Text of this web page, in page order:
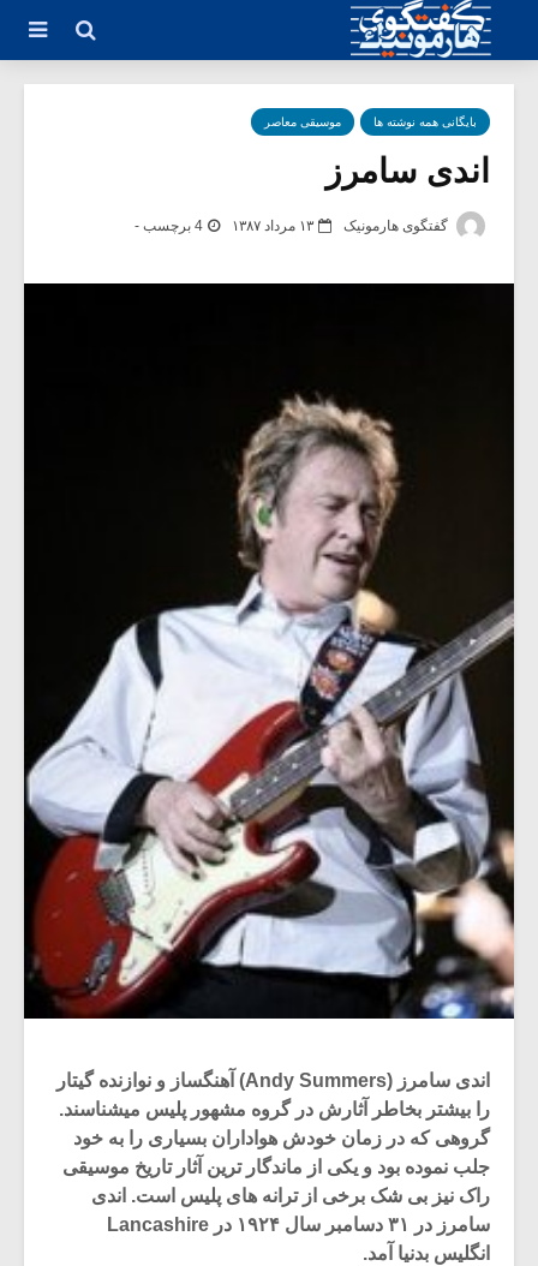
بایگانی همه نوشته ها موسیقی معاصر
اندی سامرز
گفتگوی هارمونیک ۱۳ مرداد ۱۳۸۷ 4 برچسب -
اندی سامرز (Andy Summers) آهنگساز و نوازنده گیتار
را بیشتر بخاطر آثارش در گروه مشهور پلیس میشناسند.
گروهی که در زمان خودش هواداران بسیاری را به خود
جلب نموده بود و یکی از ماندگار ترین آثار تاریخ موسیقی
راک نیز بی شک برخی از ترانه های پلیس است. اندی
سامرز در ۳۱ دسامبر سال ۱۹۲۴ در Lancashire
انگلیس بدنیا آمد.